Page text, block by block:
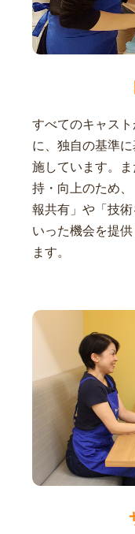
すべてのキャス
に、独自の基準
施しています。
持・向上のため
報共有」や「技
いった機会を提
ます。